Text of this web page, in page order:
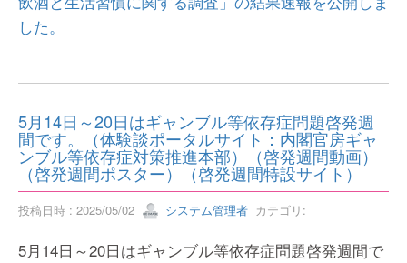
した。
5月14日～20日はギャンブル等依存症問題啓発週
間です。（体験談ポータルサイト：内閣官房ギャ
ンブル等依存症対策推進本部）（啓発週間動画）
（啓発週間ポスター）（啓発週間特設サイト）
投稿日時 : 2025/05/02 システム管理者 カテゴリ:
5月14日～20日はギャンブル等依存症問題啓発週間で